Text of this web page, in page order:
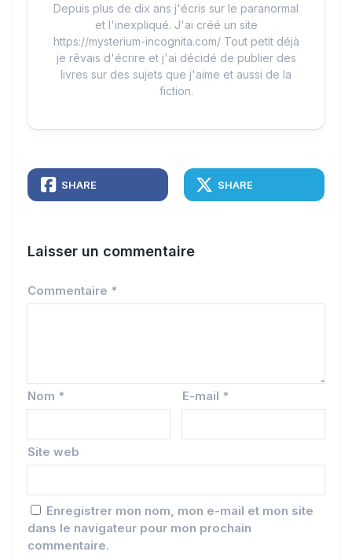
Depuis plus de dix ans j'écris sur le paranormal
et l'inexpliqué. J'ai créé un site
https://mysterium-incognita.com/ Tout petit déjà
je rêvais d'écrire et j'ai décidé de publier des
livres sur des sujets que j'aime et aussi de la
fiction.
SHARE SHARE
Laisser un commentaire
Commentaire *
Nom * E-mail *
Site web
Enregistrer mon nom, mon e-mail et mon site
dans le navigateur pour mon prochain
commentaire.